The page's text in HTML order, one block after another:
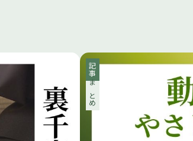
記事
まとめ